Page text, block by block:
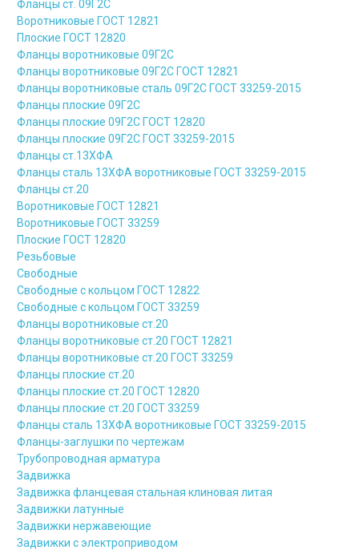
Фланцы ст. 09Г2С
Воротниковые ГОСТ 12821
Плоские ГОСТ 12820
Фланцы воротниковые 09Г2С
Фланцы воротниковые 09Г2С ГОСТ 12821
Фланцы воротниковые сталь 09Г2С ГОСТ 33259-2015
Фланцы плоские 09Г2С
Фланцы плоские 09Г2С ГОСТ 12820
Фланцы плоские 09Г2С ГОСТ 33259-2015
Фланцы ст.13ХФА
Фланцы сталь 13ХФА воротниковые ГОСТ 33259-2015
Фланцы ст.20
Воротниковые ГОСТ 12821
Воротниковые ГОСТ 33259
Плоские ГОСТ 12820
Резьбовые
Свободные
Свободные с кольцом ГОСТ 12822
Свободные с кольцом ГОСТ 33259
Фланцы воротниковые ст.20
Фланцы воротниковые ст.20 ГОСТ 12821
Фланцы воротниковые ст.20 ГОСТ 33259
Фланцы плоские ст.20
Фланцы плоские ст.20 ГОСТ 12820
Фланцы плоские ст.20 ГОСТ 33259
Фланцы сталь 13ХФА воротниковые ГОСТ 33259-2015
Фланцы-заглушки по чертежам
Трубопроводная арматура
Задвижка
Задвижка фланцевая стальная клиновая литая
Задвижки латунные
Задвижки нержавеющие
Задвижки с электроприводом